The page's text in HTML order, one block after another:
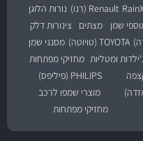
Renault (רנו)
נורות הלוגן
שמן מצתים
צינורות דלק
TOYOTA (טויוטה)
מסנני שמן
ומטליות מחזיקי מפתחות
PHILIPS (פיליפס)
מוצרי שמפו לרכב
מחזיקי מפתחות